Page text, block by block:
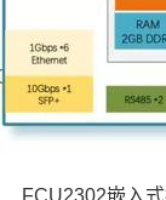
FCU2302嵌入式